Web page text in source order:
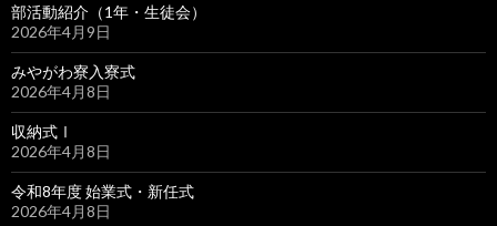
部活動紹介（1年・生徒会）
2026年4月9日
みやがわ寮入寮式
2026年4月8日
収納式Ⅰ
2026年4月8日
令和8年度 始業式・新任式
2026年4月8日